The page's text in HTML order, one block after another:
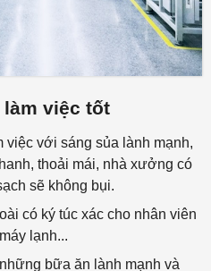
việc tốt
với sáng sủa lành mạnh,
thoải mái, nhà xưởng có
sẽ không bụi.
có ký túc xác cho nhân viên
lạnh...
bữa ăn lành mạnh và